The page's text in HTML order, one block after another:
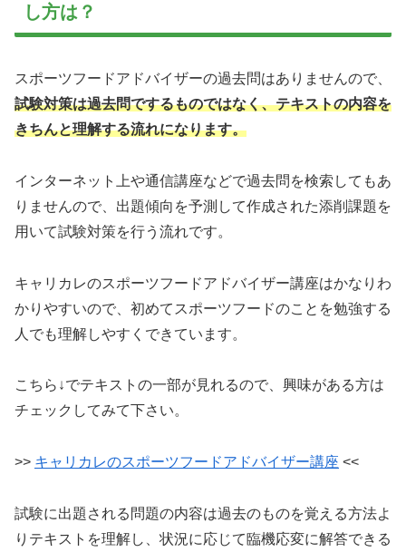
し方は？
スポーツフードアドバイザーの過去問はありませんので、
試験対策は過去問でするものではなく、テキストの内容を
きちんと理解する流れになります。
インターネット上や通信講座などで過去問を検索してもあ
りませんので、出題傾向を予測して作成された添削課題を
用いて試験対策を行う流れです。
キャリカレのスポーツフードアドバイザー講座はかなりわ
かりやすいので、初めてスポーツフードのことを勉強する
人でも理解しやすくできています。
こちら↓でテキストの一部が見れるので、興味がある方は
チェックしてみて下さい。
>> キャリカレのスポーツフードアドバイザー講座 <<
試験に出題される問題の内容は過去のものを覚える方法よ
りテキストを理解し、状況に応じて臨機応変に解答できる